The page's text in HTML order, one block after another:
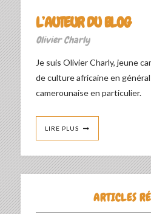
L’AUTEUR DU BLOG
Olivier Charly
Je suis Olivier Charly, jeune
de culture africaine en
camerounaise en particulier.
LIRE PLUS
ARTICLES